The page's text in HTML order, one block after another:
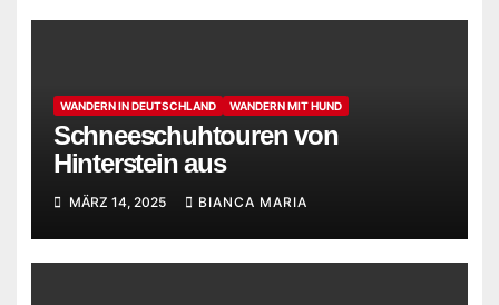
WANDERN IN DEUTSCHLAND WANDERN MIT HUND
Schneeschuhtouren von
Hinterstein aus
MÄRZ 14, 2025 BIANCA MARIA